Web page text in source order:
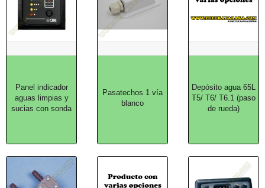
Panel indicador
aguas limpias y
sucias con sonda
Pasatechos 1 vía
blanco
Depósito agua 65L
T5/ T6/ T6.1 (paso
de rueda)